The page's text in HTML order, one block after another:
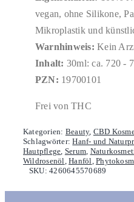
vegan, ohne Silikone,
Mikroplastik und
Warnhinweis: Kein
Inhalt: 30ml: ca. 720 -
PZN: 19700101
Frei von THC
Kategorien: Beauty, CBD
Schlagwörter:Hanf- und
Hautpflege, Serum,
Wildrosenöl,Hanföl,
SKU:4260645570689